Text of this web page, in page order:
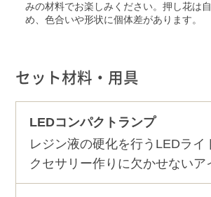
みの材料でお楽しみください。押し花は
め、色合いや形状に個体差があります。
セット材料・用具
LEDコンパクトランプ
レジン液の硬化を行うLEDライ
クセサリー作りに欠かせないア